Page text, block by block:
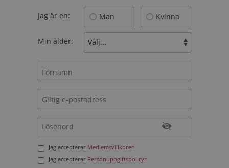
Jag är en: Man Kvinna
Min ålder:
Jag accepterar Medlemsvillkoren
Jag accepterar Personuppgiftspolicyn